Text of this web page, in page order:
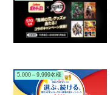
5,000～9,999名様